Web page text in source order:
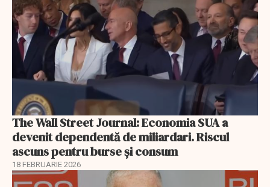
The Wall Street Journal: Economia SUA a
devenit dependentă de miliardari. Riscul
ascuns pentru burse și consum
18 FEBRUARIE 2026
EXCLUSIV